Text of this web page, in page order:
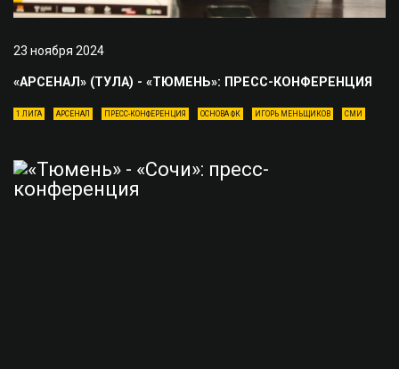
23 ноября 2024
«АРСЕНАЛ» (ТУЛА) - «ТЮМЕНЬ»: ПРЕСС-КОНФЕРЕНЦИЯ
1 ЛИГА АРСЕНАЛ ПРЕСС-КОНФЕРЕНЦИЯ ОСНОВА ФК ИГОРЬ МЕНЬЩИКОВ СМИ